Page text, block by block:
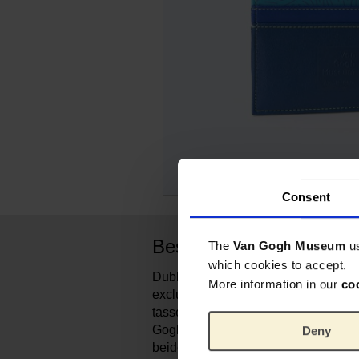
Consent
The Van Gogh Museum
which cookies to accept.
More information in our
Deny
Beschrijving
Dubbelzijdige creditcard houder
exclusief ontworpen voor het Van
tassenmerk MyWalit. De
Goghs schilderij Irissen. De
beide zijdes en een extra